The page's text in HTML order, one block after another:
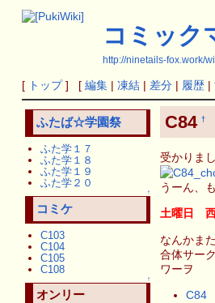
コミック
http://ninetails-fox.work/
[ トップ] [ 編集| 凍結| 差分| 履歴|
C84 †
受かりま
うーん、
土曜日 西
なんかま
合体サー
ワーヲ
C84
ふたば☆学園祭
ふた学１７
ふた学１８
ふた学１９
ふた学２０
↑
コミケ
C103
C104
C105
C108
↑
オンリー